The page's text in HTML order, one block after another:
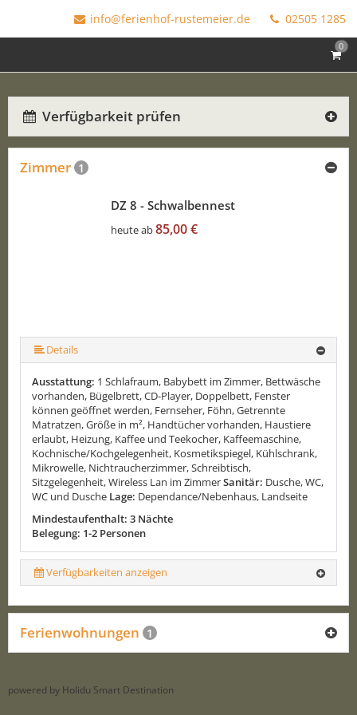
info@ferienhof-rustemeier.de 02505 1285
0
Verfügbarkeit prüfen
Zimmer 1
DZ 8 - Schwalbennest
heute ab85,00 €
Details
Ausstattung: 1 Schlafraum, Babybett im Zimmer, Bettwäsche
vorhanden, Bügelbrett, CD-Player, Doppelbett, Fenster
können geöffnet werden, Fernseher, Föhn, Getrennte
Matratzen, Größe in m², Handtücher vorhanden, Haustiere
erlaubt, Heizung, Kaffee und Teekocher, Kaffeemaschine,
Kochnische/Kochgelegenheit, Kosmetikspiegel, Kühlschrank,
Mikrowelle, Nichtraucherzimmer, Schreibtisch,
Sitzgelegenheit, Wireless Lan im ZimmerSanitär: Dusche, WC,
WC und Dusche Lage: Dependance/Nebenhaus, Landseite
Mindestaufenthalt: 3 Nächte
Belegung: 1-2 Personen
Verfügbarkeiten anzeigen
Ferienwohnungen 1
powered by Holidu Smart Destination